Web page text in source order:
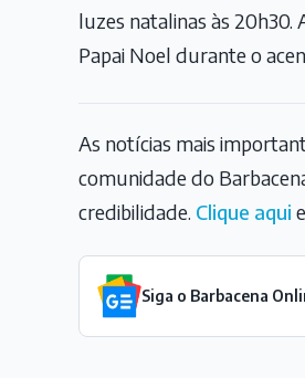
luzes natalinas às 20h30.
Papai Noel durante o
As notícias mais
comunidade do
credibilidade. Clique aqui
Siga o Barbacena